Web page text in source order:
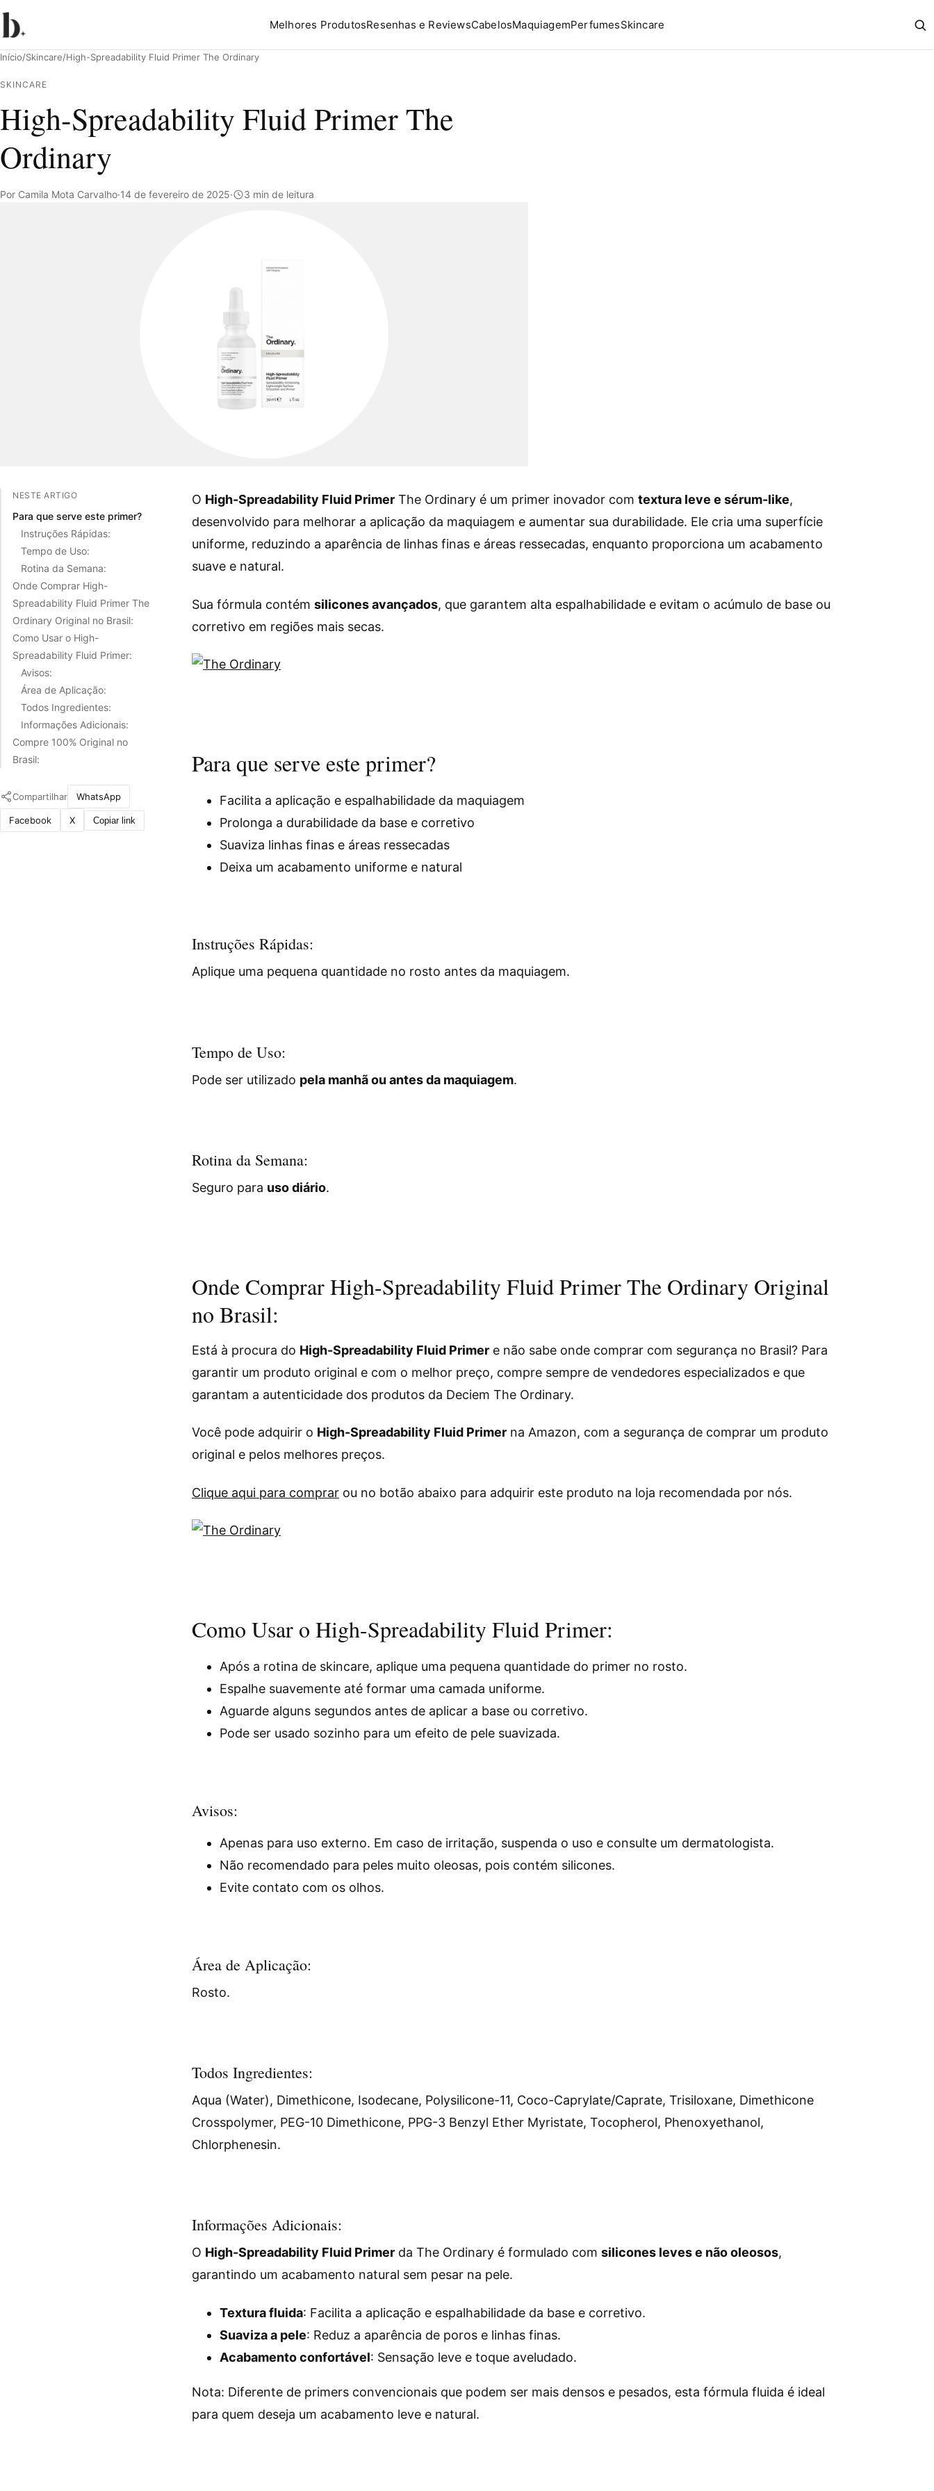
Melhores ProdutosResenhas e ReviewsCabelosMaquiagemPerfumesSkincare
Pesquisar
Início/Skincare/High-Spreadability Fluid Primer The Ordinary
SKINCARE
High-Spreadability Fluid Primer The
Ordinary
Por Camila Mota Carvalho·14 de fevereiro de 2025· 3 min de leitura
NESTE ARTIGO
Para que serve este primer?
Instruções Rápidas:
Tempo de Uso:
Rotina da Semana:
Onde Comprar High-
Spreadability Fluid Primer The
Ordinary Original no Brasil:
Como Usar o High-
Spreadability Fluid Primer:
Avisos:
Área de Aplicação:
Todos Ingredientes:
Informações Adicionais:
Compre 100% Original no
Brasil:
Compartilhar WhatsApp
Facebook X Copiar link
O High-Spreadability Fluid Primer The Ordinary é um primer inovador com textura leve e sérum-like,
desenvolvido para melhorar a aplicação da maquiagem e aumentar sua durabilidade. Ele cria uma superfície
uniforme, reduzindo a aparência de linhas finas e áreas ressecadas, enquanto proporciona um acabamento
suave e natural.
Sua fórmula contém silicones avançados, que garantem alta espalhabilidade e evitam o acúmulo de base ou
corretivo em regiões mais secas.
Para que serve este primer?
Facilita a aplicação e espalhabilidade da maquiagem
Prolonga a durabilidade da base e corretivo
Suaviza linhas finas e áreas ressecadas
Deixa um acabamento uniforme e natural
Instruções Rápidas:
Aplique uma pequena quantidade no rosto antes da maquiagem.
Tempo de Uso:
Pode ser utilizado pela manhã ou antes da maquiagem.
Rotina da Semana:
Seguro para uso diário.
Onde Comprar High-Spreadability Fluid Primer The Ordinary Original
no Brasil:
Está à procura do High-Spreadability Fluid Primer e não sabe onde comprar com segurança no Brasil? Para
garantir um produto original e com o melhor preço, compre sempre de vendedores especializados e que
garantam a autenticidade dos produtos da Deciem The Ordinary.
Você pode adquirir o High-Spreadability Fluid Primer na Amazon, com a segurança de comprar um produto
original e pelos melhores preços.
Clique aqui para comprar ou no botão abaixo para adquirir este produto na loja recomendada por nós.
Como Usar o High-Spreadability Fluid Primer:
Após a rotina de skincare, aplique uma pequena quantidade do primer no rosto.
Espalhe suavemente até formar uma camada uniforme.
Aguarde alguns segundos antes de aplicar a base ou corretivo.
Pode ser usado sozinho para um efeito de pele suavizada.
Avisos:
Apenas para uso externo. Em caso de irritação, suspenda o uso e consulte um dermatologista.
Não recomendado para peles muito oleosas, pois contém silicones.
Evite contato com os olhos.
Área de Aplicação:
Rosto.
Todos Ingredientes:
Aqua (Water), Dimethicone, Isodecane, Polysilicone-11, Coco-Caprylate/Caprate, Trisiloxane, Dimethicone
Crosspolymer, PEG-10 Dimethicone, PPG-3 Benzyl Ether Myristate, Tocopherol, Phenoxyethanol,
Chlorphenesin.
Informações Adicionais:
O High-Spreadability Fluid Primer da The Ordinary é formulado com silicones leves e não oleosos,
garantindo um acabamento natural sem pesar na pele.
Textura fluida: Facilita a aplicação e espalhabilidade da base e corretivo.
Suaviza a pele: Reduz a aparência de poros e linhas finas.
Acabamento confortável: Sensação leve e toque aveludado.
Nota: Diferente de primers convencionais que podem ser mais densos e pesados, esta fórmula fluida é ideal
para quem deseja um acabamento leve e natural.